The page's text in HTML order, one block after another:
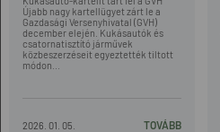
Újabb nagy kartellügyet zárt le a
Gazdasági Versenyhivatal (GVH)
december elején. Kukásautók és
csatornatisztító járművek
közbeszerzéseit egyeztették tiltott
módon...
2026. 01. 05. TOVÁBB